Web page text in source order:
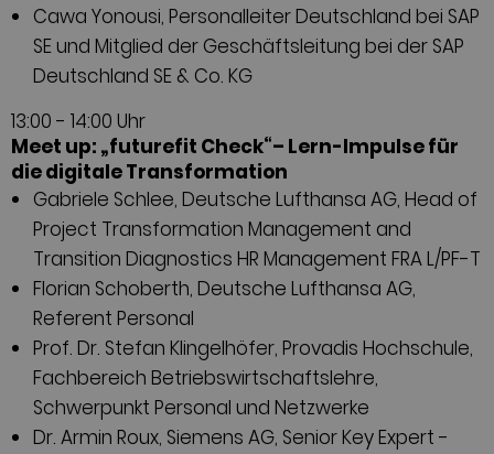
Cawa Yonousi, Personalleiter Deutschland bei SAP
SE und Mitglied der Geschäftsleitung bei der SAP
Deutschland SE & Co. KG
13:00 - 14:00 Uhr
Meet up: „futurefit Check“– Lern-Impulse für
die digitale Transformation
Gabriele Schlee, Deutsche Lufthansa AG, Head of
Project Transformation Management and
Transition Diagnostics HR Management FRA L/PF-T
Florian Schoberth, Deutsche Lufthansa AG,
Referent Personal
Prof. Dr. Stefan Klingelhöfer, Provadis Hochschule,
Fachbereich Betriebswirtschaftslehre,
Schwerpunkt Personal und Netzwerke
Dr. Armin Roux, Siemens AG, Senior Key Expert -